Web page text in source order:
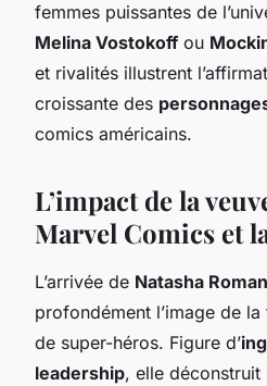
femmes puissantes de
Melina Vostokoffou
et rivalités illustrent
croissante des
comics américains.
L’impact de la
Marvel Comics et
L’arrivée de Natasha
profondément l’image de
de super-héros. Figure d’
leadership, elle